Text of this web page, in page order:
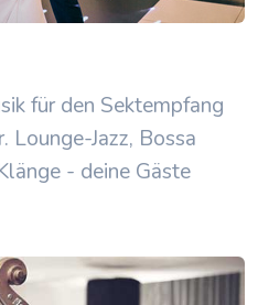
für den Sektempfang
Lounge-Jazz, Bossa
- deine Gäste